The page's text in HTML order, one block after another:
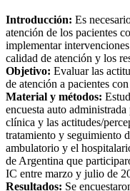
Introducción: Es
atención de los pacientes
implementar
calidad de atención y los
Objetivo: Evaluar las
de atención a pacientes
Material y métodos:
encuesta auto
clínica y las actitudes/
tratamiento y seguimiento
ambulatorio y el
de Argentina que
IC entre marzo y julio de
Resultados: Se